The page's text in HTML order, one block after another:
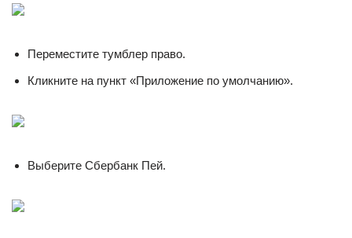
Переместите тумблер право.
Кликните на пункт «Приложение по умолчанию».
Выберите Сбербанк Пей.